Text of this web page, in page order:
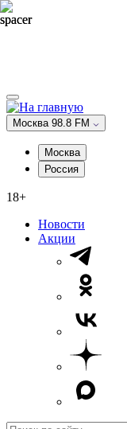
Москва 98.8 FM
Москва
Россия
18+
Новости
Акции